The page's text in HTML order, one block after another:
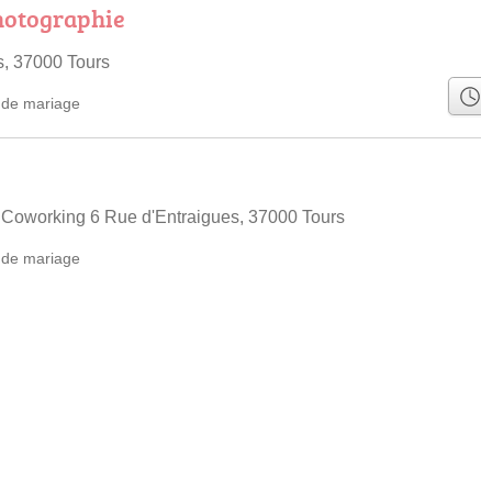
37000 Tours
mariage
6 Rue d'Entraigues, 37000 Tours
mariage